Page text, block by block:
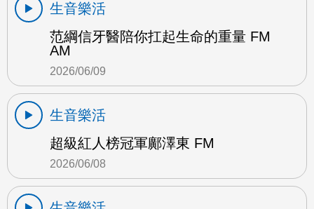
生音樂活
范綱信牙醫陪你扛起生命的重量 FM
AM
2026/06/09
生音樂活
超級紅人榜冠軍鄺澤東 FM
2026/06/08